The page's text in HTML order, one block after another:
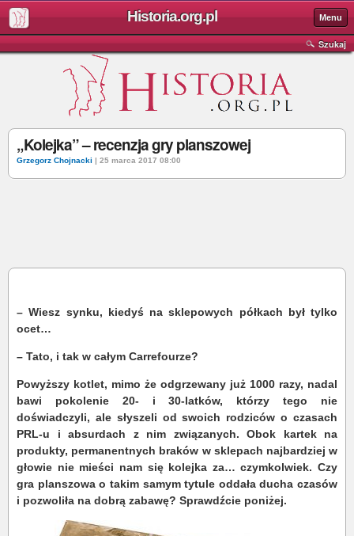
Historia.org.pl Menu
Szukaj
„Kolejka” – recenzja gry planszowej
Grzegorz Chojnacki | 25 marca 2017 08:00
– Wiesz synku, kiedyś na sklepowych półkach był tylko
ocet…
– Tato, i tak w całym Carrefourze?
Powyższy kotlet, mimo że odgrzewany już 1000 razy, nadal
bawi pokolenie 20- i 30-latków, którzy tego nie
doświadczyli, ale słyszeli od swoich rodziców o czasach
PRL-u i absurdach z nim związanych. Obok kartek na
produkty, permanentnych braków w sklepach najbardziej w
głowie nie mieści nam się kolejka za… czymkolwiek. Czy
gra planszowa o takim samym tytule oddała ducha czasów
i pozwoliła na dobrą zabawę? Sprawdźcie poniżej.